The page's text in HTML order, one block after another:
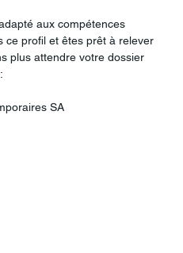
aux compétences
ce profil et êtes prêt à relever
plus attendre votre dossier
SA